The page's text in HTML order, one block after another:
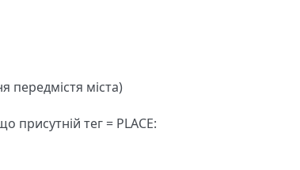
передмістя міста)
присутній тег = PLACE: